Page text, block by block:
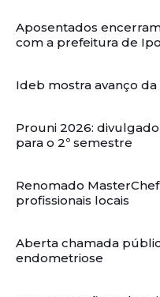
Aposentados
com a prefeitura de
Ideb mostra avanço
Prouni 2026:
para o 2º semestre
Renomado
profissionais locais
Aberta chamada
endometriose